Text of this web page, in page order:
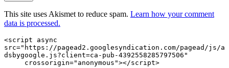
This site uses Akismet to reduce spam. Learn how your comment
data is processed.
<script async
src="https://pagead2.googlesyndication.com/pagead/js/a
dsbygoogle.js?client=ca-pub-4392558285797506"
     crossorigin="anonymous"></script>